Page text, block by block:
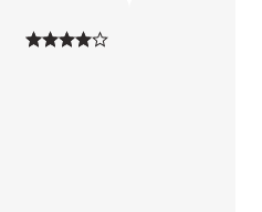
1 2 3 4 5
1 2 3 4 5